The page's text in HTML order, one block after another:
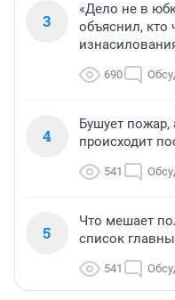
3
«Дело не в
объяснил, кто
690
4
Бушует пожар,
происходит
541
5
Что мешает
список
541